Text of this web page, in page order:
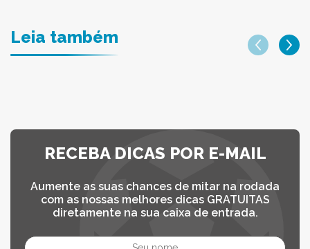
Leia também
RECEBA DICAS POR E-MAIL
Aumente as suas chances de mitar na rodada
com as nossas melhores dicas GRATUITAS
diretamente na sua caixa de entrada.